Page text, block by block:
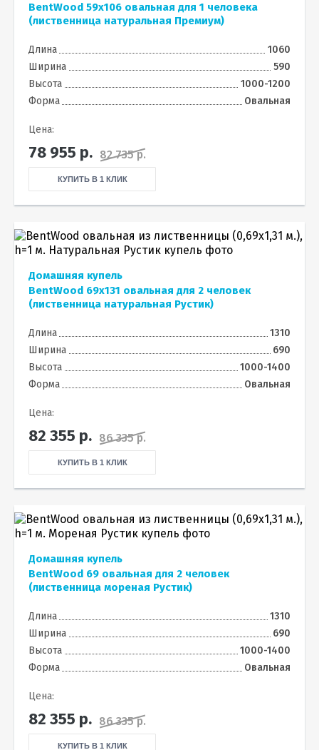
BentWood 59х106 овальная для 1 человека
(лиственница натуральная Премиум)
Длина
1060
Ширина
590
Высота
1000-1200
Форма
Овальная
Цена:
78 955 р. 82 735 р.
КУПИТЬ В 1 КЛИК
Домашняя купель
BentWood 69х131 овальная для 2 человек
(лиственница натуральная Рустик)
Длина
1310
Ширина
690
Высота
1000-1400
Форма
Овальная
Цена:
82 355 р. 86 335 р.
КУПИТЬ В 1 КЛИК
Домашняя купель
BentWood 69 овальная для 2 человек
(лиственница мореная Рустик)
Длина
1310
Ширина
690
Высота
1000-1400
Форма
Овальная
Цена:
82 355 р. 86 335 р.
КУПИТЬ В 1 КЛИК